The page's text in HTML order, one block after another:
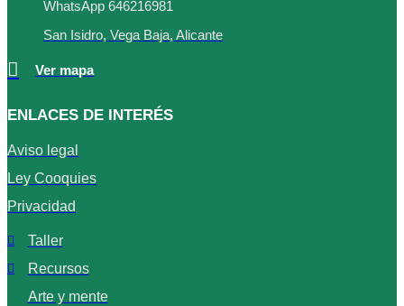
WhatsApp 646216981
San Isidro, Vega Baja, Alicante
Ver mapa
ENLACES DE INTERÉS
Aviso legal
Ley Cooquies
Privacidad
Taller
Recursos
Arte y mente